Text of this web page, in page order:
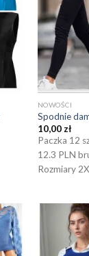
NOWOŚCI
Spodnie
10,00zł
Paczka 12
12.3 PLN
Rozmiary